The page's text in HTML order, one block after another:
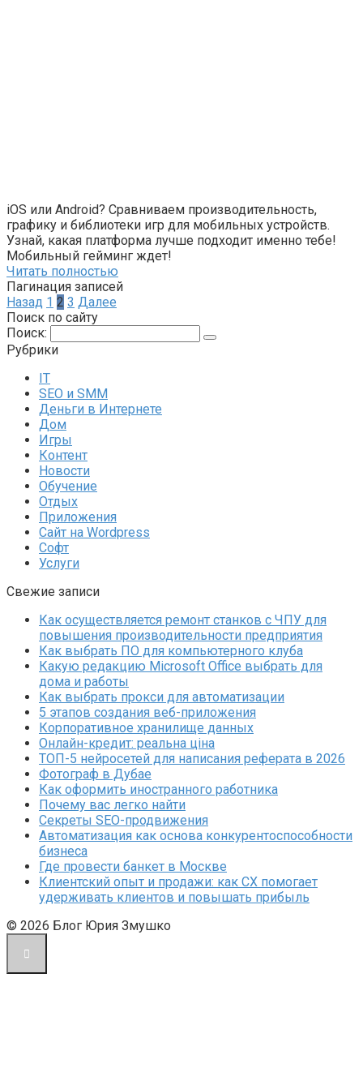
iOS или Android? Сравниваем производительность,
графику и библиотеки игр для мобильных устройств.
Узнай, какая платформа лучше подходит именно тебе!
Мобильный гейминг ждет!
Читать полностью
Пагинация записей
Назад 1 2 3 Далее
Поиск по сайту
Поиск:
Рубрики
IT
SEO и SMM
Деньги в Интернете
Дом
Игры
Контент
Новости
Обучение
Отдых
Приложения
Сайт на Wordpress
Софт
Услуги
Свежие записи
Как осуществляется ремонт станков с ЧПУ для
повышения производительности предприятия
Как выбрать ПО для компьютерного клуба
Какую редакцию Microsoft Office выбрать для
дома и работы
Как выбрать прокси для автоматизации
5 этапов создания веб-приложения
Корпоративное хранилище данных
Онлайн-кредит: реальна ціна
ТОП-5 нейросетей для написания реферата в 2026
Фотограф в Дубае
Как оформить иностранного работника
Почему вас легко найти
Секреты SEO-продвижения
Автоматизация как основа конкурентоспособности
бизнеса
Где провести банкет в Москве
Клиентский опыт и продажи: как CX помогает
удерживать клиентов и повышать прибыль
© 2026 Блог Юрия Змушко